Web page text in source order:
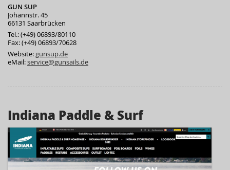
GUN SUP
Johannstr. 45
66131 Saarbrücken
Tel.: (+49) 06893/80110
Fax: (+49) 06893/70628
Website:gunsup.de
eMail:service@gunsails.de
Indiana Paddle & Surf